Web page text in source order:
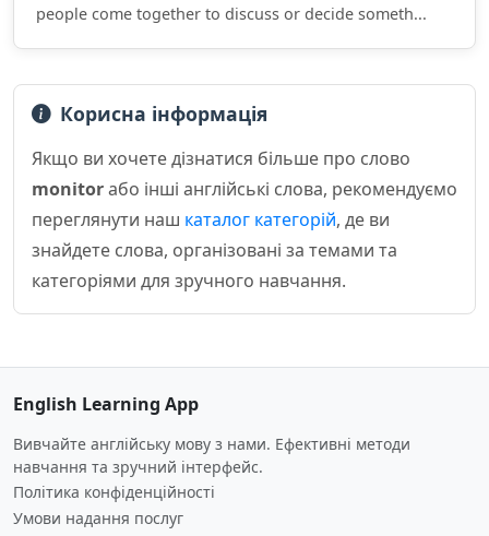
people come together to discuss or decide someth...
Корисна інформація
Якщо ви хочете дізнатися більше про слово
monitorабо інші англійські слова, рекомендуємо
переглянути наш каталог категорій, де ви
знайдете слова, організовані за темами та
категоріями для зручного навчання.
English Learning App
Вивчайте англійську мову з нами. Ефективні методи
навчання та зручний інтерфейс.
Політика конфіденційності
Умови надання послуг